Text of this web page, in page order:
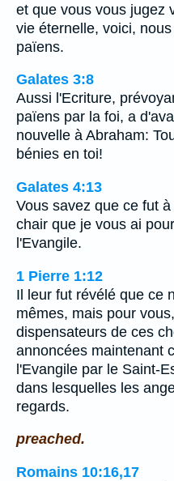
et que vous vous jugez
vie éternelle, voici,
païens.
Galates 3:8
Aussi l'Ecriture,
païens par la foi, a
nouvelle à Abraham:
bénies en toi!
Galates 4:13
Vous savez que ce fut
chair que je vous ai
l'Evangile.
1 Pierre 1:12
Il leur fut révélé que ce
mêmes, mais pour
dispensateurs de ces
annoncées maintenant
l'Evangile par le Saint-
dans lesquelles les
regards.
preached.
Romains 10:16,17